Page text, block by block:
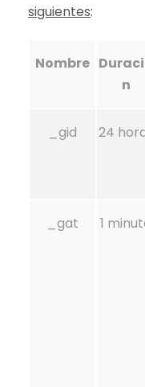
siguientes:
Nombre
n
_gid 24
_gat 1